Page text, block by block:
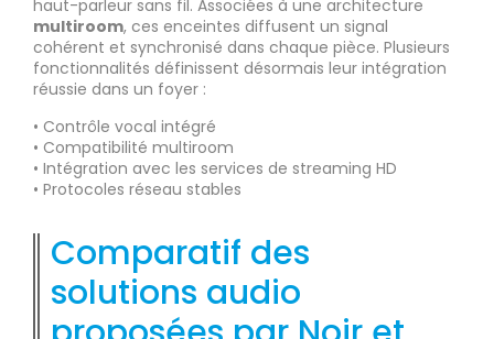
haut-parleur sans fil. Associées à une architecture
multiroom, ces enceintes diffusent un signal
cohérent et synchronisé dans chaque pièce. Plusieurs
fonctionnalités définissent désormais leur intégration
réussie dans un foyer :
• Contrôle vocal intégré
• Compatibilité multiroom
• Intégration avec les services de streaming HD
• Protocoles réseau stables
Comparatif des
solutions audio